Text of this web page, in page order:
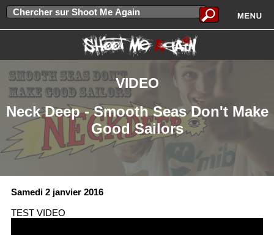
VIDEO
Neck Deep - Smooth Seas Don't Make
Good Sailors
Samedi 2 janvier 2016
TEST VIDEO